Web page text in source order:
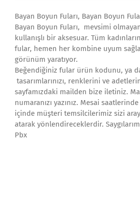
Bayan Boyun Fuları, Bayan Boyun
Bayan Boyun Fuları, mevsimi
kullanışlı bir aksesuar. Tüm
fular, hemen her kombine uyum
görünüm yaratıyor.
Beğendiğiniz fular ürün kodunu, ya da
tasarımlarınızı, renklerini ve
sayfamızdaki mailden bize iletiniz.
numaranızı yazınız. Mesai
içinde müşteri temsilcilerimiz sizi
atarak yönlendireceklerdir.
Pbx